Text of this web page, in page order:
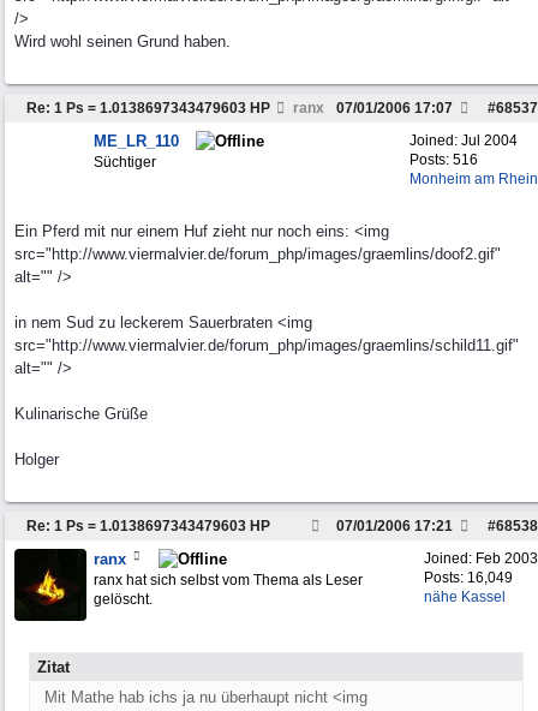
/>
Wird wohl seinen Grund haben.
Re: 1 Ps = 1.0138697343479603 HP ranx #68537
07/01/2006 17:07
Joined: Jul 2004
Posts: 516
Monheim am Rhein
ME_LR_110
Süchtiger
Ein Pferd mit nur einem Huf zieht nur noch eins: <img
src="http://www.viermalvier.de/forum_php/images/graemlins/doof2.gif"
alt="" />
in nem Sud zu leckerem Sauerbraten <img
src="http://www.viermalvier.de/forum_php/images/graemlins/schild11.gif"
alt="" />
Kulinarische Grüße
Holger
Re: 1 Ps = 1.0138697343479603 HP #68538
07/01/2006 17:21
Joined: Feb 2003
Posts: 16,049
nähe Kassel
ranx
ranx hat sich selbst vom Thema als Leser
gelöscht.
Zitat
Mit Mathe hab ichs ja nu überhaupt nicht <img